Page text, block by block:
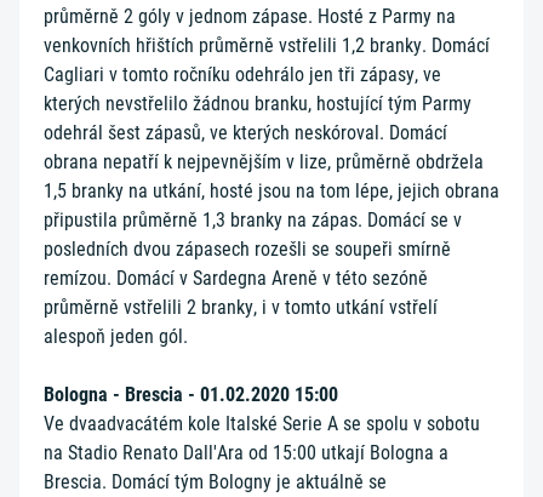
průměrně 2 góly v jednom zápase. Hosté z Parmy na
venkovních hřištích průměrně vstřelili 1,2 branky. Domácí
Cagliari v tomto ročníku odehrálo jen tři zápasy, ve
kterých nevstřelilo žádnou branku, hostující tým Parmy
odehrál šest zápasů, ve kterých neskóroval. Domácí
obrana nepatří k nejpevnějším v lize, průměrně obdržela
1,5 branky na utkání, hosté jsou na tom lépe, jejich obrana
připustila průměrně 1,3 branky na zápas. Domácí se v
posledních dvou zápasech rozešli se soupeři smírně
remízou. Domácí v Sardegna Areně v této sezóně
průměrně vstřelili 2 branky, i v tomto utkání vstřelí
alespoň jeden gól.
Bologna - Brescia - 01.02.2020 15:00
Ve dvaadvacátém kole Italské Serie A se spolu v sobotu
na Stadio Renato Dall'Ara od 15:00 utkají Bologna a
Brescia. Domácí tým Bologny je aktuálně se